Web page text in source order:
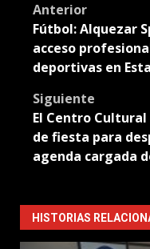
Post
navigation
Anterior
Fútbol: Alquezar
acceso
deportivas en
Siguiente
El Centro
de fiesta para
agenda cargada
HISTORIAS